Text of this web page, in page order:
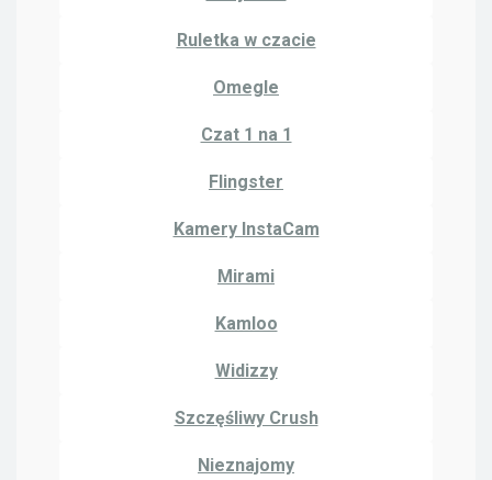
Ruletka w czacie
Omegle
Czat 1 na 1
Flingster
Kamery InstaCam
Mirami
Kamloo
Widizzy
Szczęśliwy Crush
Nieznajomy